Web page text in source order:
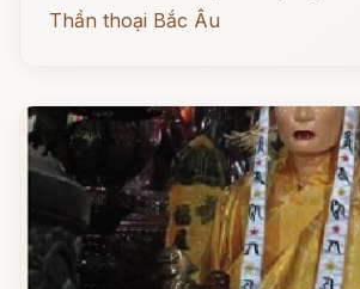
Thần thoại Bắc Âu